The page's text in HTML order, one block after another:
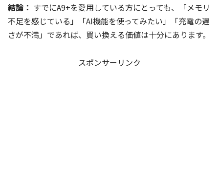
結論： すでにA9+を愛用している方にとっても、「メモリ
不足を感じている」「AI機能を使ってみたい」「充電の遅
さが不満」であれば、買い換える価値は十分にあります。
スポンサーリンク